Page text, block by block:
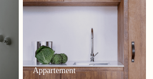
Appartement